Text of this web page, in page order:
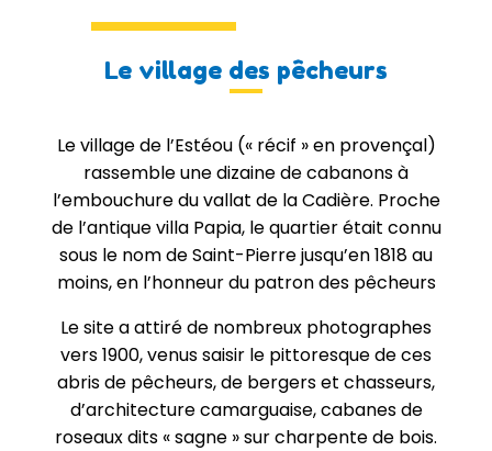
Le village des pêcheurs
Le village de l’Estéou (« récif » en provençal)
rassemble une dizaine de cabanons à
l’embouchure du vallat de la Cadière. Proche
de l’antique villa Papia, le quartier était connu
sous le nom de Saint-Pierre jusqu’en 1818 au
moins, en l’honneur du patron des pêcheurs
Le site a attiré de nombreux photographes
vers 1900, venus saisir le pittoresque de ces
abris de pêcheurs, de bergers et chasseurs,
d’architecture camarguaise, cabanes de
roseaux dits « sagne » sur charpente de bois.